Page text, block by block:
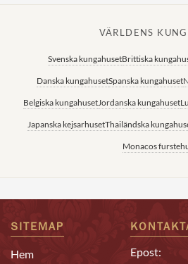
VÄRLDENS
Svenska kungahusetBrittiska
Danska kungahusetSpanska kungahuset
Belgiska kungahusetJordanska kungahuset
Japanska kejsarhusetThailändska
Monacos
SITEMAP
Hem
Epost: